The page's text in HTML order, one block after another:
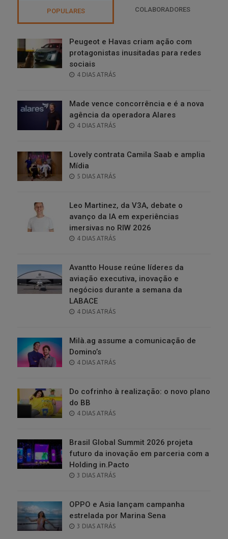
POPULARES COLABORADORES
Peugeot e Havas criam ação com
protagonistas inusitadas para redes
sociais
POSTED
4 DIAS ATRÁS
Made vence concorrência e é a nova
agência da operadora Alares
POSTED
4 DIAS ATRÁS
Lovely contrata Camila Saab e amplia
Mídia
POSTED
5 DIAS ATRÁS
Leo Martinez, da V3A, debate o
avanço da IA em experiências
imersivas no RIW 2026
POSTED
4 DIAS ATRÁS
Avantto House reúne líderes da
aviação executiva, inovação e
negócios durante a semana da
LABACE
POSTED
4 DIAS ATRÁS
Milà.ag assume a comunicação de
Domino’s
POSTED
4 DIAS ATRÁS
Do cofrinho à realização: o novo plano
do BB
POSTED
4 DIAS ATRÁS
Brasil Global Summit 2026 projeta
futuro da inovação em parceria com a
Holding in.Pacto
POSTED
3 DIAS ATRÁS
OPPO e Asia lançam campanha
estrelada por Marina Sena
POSTED
3 DIAS ATRÁS